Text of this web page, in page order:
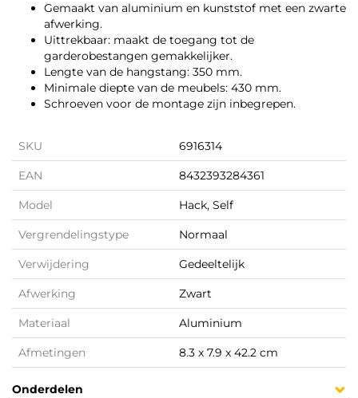
Gemaakt van aluminium en kunststof met een zwarte
afwerking.
Uittrekbaar: maakt de toegang tot de
garderobestangen gemakkelijker.
Lengte van de hangstang: 350 mm.
Minimale diepte van de meubels: 430 mm.
Schroeven voor de montage zijn inbegrepen.
SKU 6916314
EAN 8432393284361
Model Hack, Self
Vergrendelingstype Normaal
Verwijdering Gedeeltelijk
Afwerking Zwart
Materiaal Aluminium
Afmetingen 8.3 x 7.9 x 42.2 cm
Onderdelen